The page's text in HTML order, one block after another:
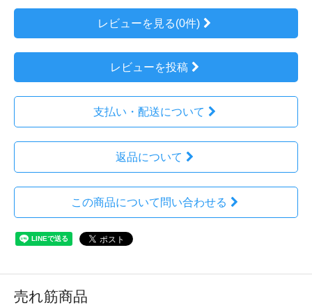
レビューを見る(0件)
レビューを投稿
支払い・配送について
返品について
この商品について問い合わせる
売れ筋商品